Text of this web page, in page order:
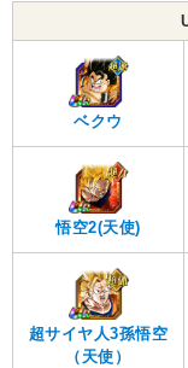
ベクウ
悟空2(天使)
超サイヤ人3孫悟空
（天使）